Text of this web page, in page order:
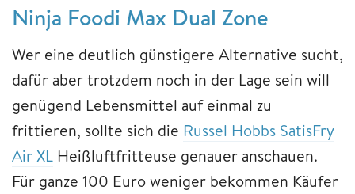
Ninja Foodi Max Dual Zone
Wer eine deutlich günstigere Alternative sucht,
dafür aber trotzdem noch in der Lage sein will
genügend Lebensmittel auf einmal zu
frittieren, sollte sich die Russel Hobbs SatisFry
Air XL Heißluftfritteuse genauer anschauen.
Für ganze 100 Euro weniger bekommen Käufer